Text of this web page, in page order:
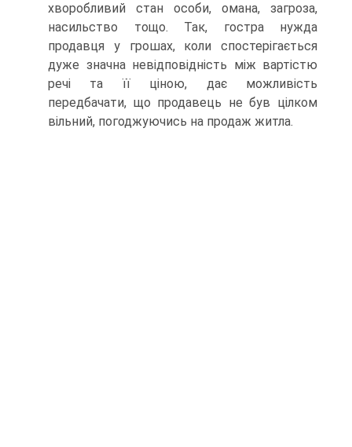
хворобливий стан особи, омана, загроза,
насильство тощо. Так, гостра нужда
продавця у грошах, коли спостерігається
дуже значна невідповідність між вартістю
речі та її ціною, дає можливість
передбачати, що продавець не був цілком
вільний, погоджуючись на продаж житла.